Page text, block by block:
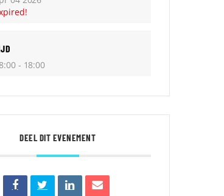
- 18:00
DEEL DIT EVENEMENT